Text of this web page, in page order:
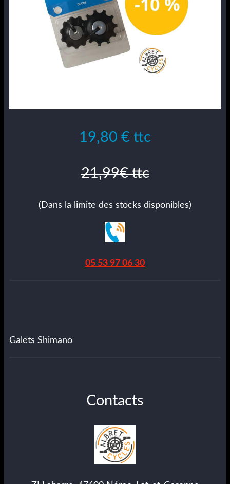
19,80 € ttc
21,99€ ttc
(Dans la limite des stocks disponibles)
05 53 97 06 30
Galets Shimano
Contacts